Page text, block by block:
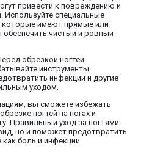
привести к повреждению и
Используйте специальные
которые имеют прямые или
обеспечить чистый и ровный
обрезкой ногтей
инструменты
инфекции и другие
уходом.
вы сможете избежать
ногтей на ногах и
Правильный уход за ногтями
но и поможет предотвратить
боль и инфекции.